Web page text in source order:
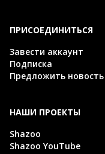
ПРИСОЕДИНИТЬСЯ
Завести аккаунт
Подписка
Предложить новость
НАШИ ПРОЕКТЫ
Shazoo
Shazoo YouTube